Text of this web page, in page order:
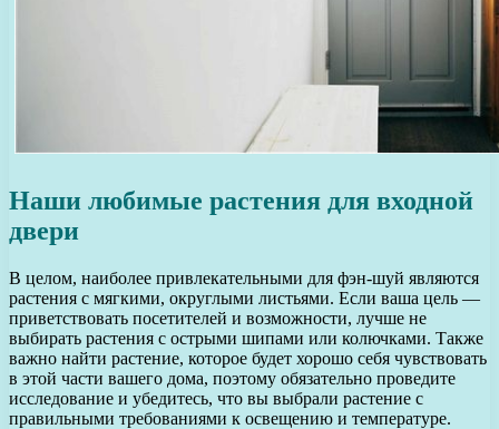
Наши любимые растения для входной
двери
В целом, наиболее привлекательными для фэн-шуй являются
растения с мягкими, округлыми листьями. Если ваша цель —
приветствовать посетителей и возможности, лучше не
выбирать растения с острыми шипами или колючками. Также
важно найти растение, которое будет хорошо себя чувствовать
в этой части вашего дома, поэтому обязательно проведите
исследование и убедитесь, что вы выбрали растение с
правильными требованиями к освещению и температуре.